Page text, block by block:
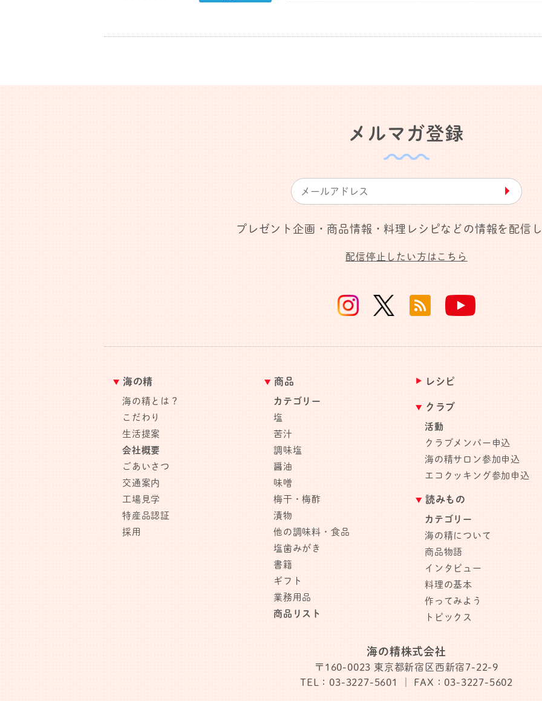
メルマガ登録
▶︎
プレゼント企画・商品情報・料理レシピなどの情報を配信し
配信停止したい方はこちら
海の精
海の精とは？
こだわり
生活提案
会社概要
ごあいさつ
交通案内
工場見学
特産品認証
採用
商品
カテゴリー
塩
苦汁
調味塩
醤油
味噌
梅干・梅酢
漬物
他の調味料・食品
塩歯みがき
書籍
ギフト
業務用品
商品リスト
レシピ
クラブ
活動
クラブメンバー申込
海の精サロン参加申込
エコクッキング参加申込
読みもの
カテゴリー
海の精について
商品物語
インタビュー
料理の基本
作ってみよう
トピックス
海の精株式会社
〒160-0023 東京都新宿区西新宿7-22-9
TEL：03-3227-5601
｜ FAX：03-3227-5602